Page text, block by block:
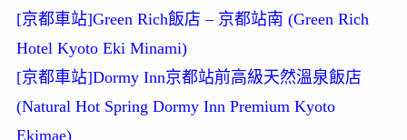
[京都車站]Green Rich飯店 – 京都站南 (Green Rich
Hotel Kyoto Eki Minami)
[京都車站]Dormy Inn京都站前高級天然溫泉飯店
(Natural Hot Spring Dormy Inn Premium Kyoto
Ekimae)